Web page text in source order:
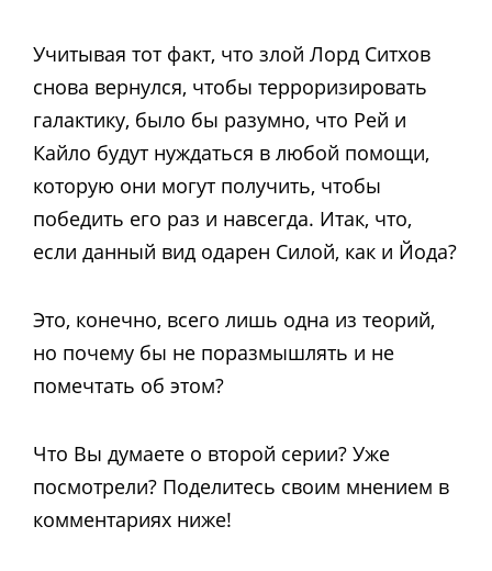
Учитывая тот факт, что злой Лорд Ситхов
снова вернулся, чтобы терроризировать
галактику, было бы разумно, что Рей и
Кайло будут нуждаться в любой помощи,
которую они могут получить, чтобы
победить его раз и навсегда. Итак, что,
если данный вид одарен Силой, как и Йода?
Это, конечно, всего лишь одна из теорий,
но почему бы не поразмышлять и не
помечтать об этом?
Что Вы думаете о второй серии? Уже
посмотрели? Поделитесь своим мнением в
комментариях ниже!